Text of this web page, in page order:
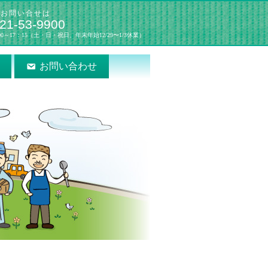
問い合せは
53-9900
17：15（土・日・祝日、年末年始12/29〜1/3休業）
お問い合わせ